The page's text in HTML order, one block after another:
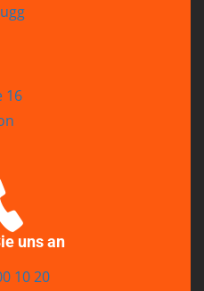
16
uns an
10 20